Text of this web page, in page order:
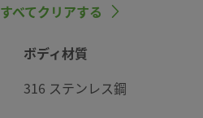
すべてクリアする
316 ステンレス鋼
ボディ材質